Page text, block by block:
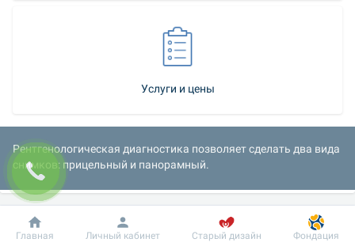
Услуги и цены
Рентгенологическая диагностика позволяет сделать два вида
снимков: прицельный и панорамный.
Добробут Информация Пациенту
Главная Личный кабинет Старый дизайн Фондация